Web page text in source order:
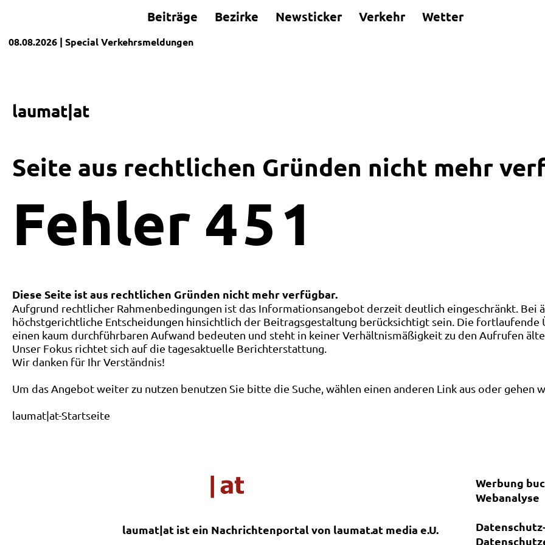
Beiträge Bezirke Newsticker Verkehr Wetter
08.08.2026 | SpecialVerkehrsmeldungen
laumat|at
Seite aus rechtlichen Gründen nicht mehr
Fehler 4 5 1
Diese Seite ist aus rechtlichen Gründen nicht mehr verfügbar.
Aufgrund rechtlicher Rahmenbedingungen ist das Informationsangebot derzeit deutlich eingeschränkt. Bei
höchstgerichtliche Entscheidungen hinsichtlich der Beitragsgestaltung berücksichtigt sein. Die
einen kaum durchführbaren Aufwand bedeuten und steht in keiner Verhältnismäßigkeit zu den Aufrufen
Unser Fokus richtet sich auf die tagesaktuelle Berichterstattung.
Wir danken für Ihr Verständnis!
Um das Angebot weiter zu nutzen benutzen Sie bitte die Suche, wählen einen anderen Link aus oder gehen
laumat|at-Startseite
laumat|at ist ein Nachrichtenportal von laumat.at media e.U.
Werbung
Webanalyse